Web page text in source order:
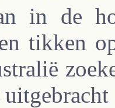
in de
tikken